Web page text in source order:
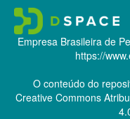
Empresa Brasileira de
https://
O conteúdo do
Creative Commons